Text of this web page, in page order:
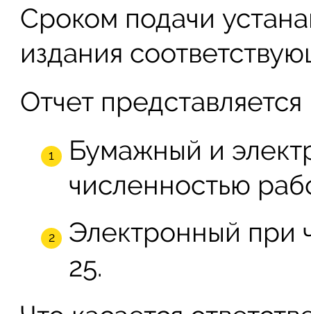
Сроком подачи
издания
Отчет
Бумажный и
численностью
Электронный при
25.